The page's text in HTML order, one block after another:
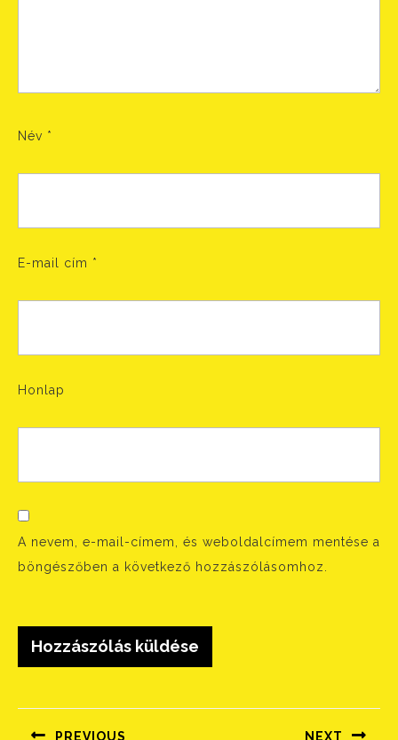
Név *
E-mail cím *
Honlap
A nevem, e-mail-címem, és weboldalcímem mentése a
böngészőben a következő hozzászólásomhoz.
navigáció
PREVIOUS NEXT